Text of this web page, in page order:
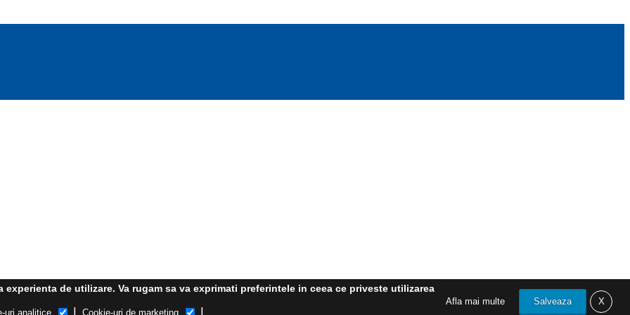
de utilizare. Va rugam sa va exprimati preferintele in ceea ce priveste utilizarea
uri analitice Cookie-uri de marketing
Afla mai multe Salveaza X